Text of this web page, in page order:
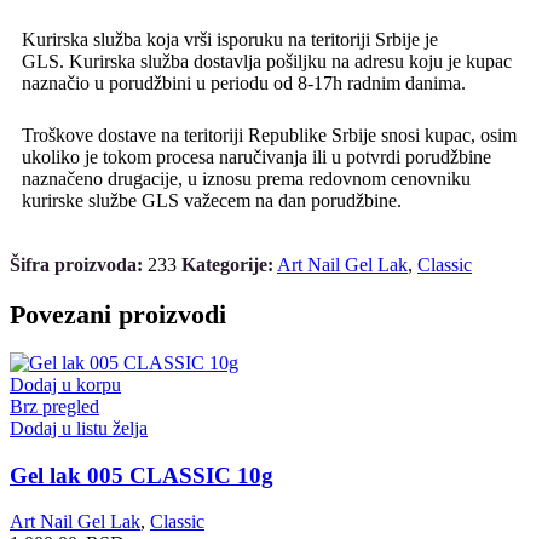
Kurirska služba koja vrši isporuku na teritoriji Srbije je
GLS. Kurirska služba dostavlja pošiljku na adresu koju je kupac
naznačio u porudžbini u periodu od 8-17h radnim danima.
Troškove dostave na teritoriji Republike Srbije snosi kupac, osim
ukoliko je tokom procesa naručivanja ili u potvrdi porudžbine
naznačeno drugacije, u iznosu prema redovnom cenovniku
kurirske službe GLS važecem na dan porudžbine.
Šifra proizvoda: 233 Kategorije: Art Nail Gel Lak, Classic
Povezani proizvodi
Dodaj u korpu
Brz pregled
Dodaj u listu želja
Gel lak 005 CLASSIC 10g
Art Nail Gel Lak, Classic